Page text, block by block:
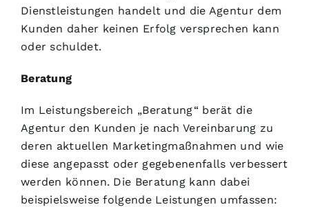
Dienstleistungen handelt und die Agentur dem
Kunden daher keinen Erfolg versprechen kann
oder schuldet.
Beratung
Im Leistungsbereich „Beratung“ berät die
Agentur den Kunden je nach Vereinbarung zu
deren aktuellen Marketingmaßnahmen und wie
diese angepasst oder gegebenenfalls verbessert
werden können. Die Beratung kann dabei
beispielsweise folgende Leistungen umfassen: